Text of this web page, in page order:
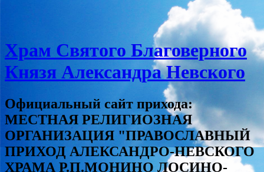
Храм Святого Благоверного
Князя Александра Невского
Официальный сайт прихода:
МЕСТНАЯ РЕЛИГИОЗНАЯ
ОРГАНИЗАЦИЯ "ПРАВОСЛАВНЫЙ
ПРИХОД АЛЕКСАНДРО-НЕВСКОГО
ХРАМА Р.П.МОНИНО ЛОСИНО-